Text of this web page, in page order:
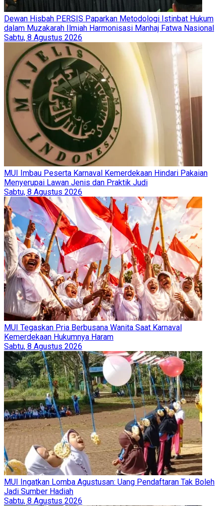
Dewan Hisbah PERSIS Paparkan Metodologi Istinbat Hukum
dalam Muzakarah Ilmiah Harmonisasi Manhaj Fatwa Nasional
Sabtu, 8 Agustus 2026
MUI Imbau Peserta Karnaval Kemerdekaan Hindari Pakaian
Menyerupai Lawan Jenis dan Praktik Judi
Sabtu, 8 Agustus 2026
MUI Tegaskan Pria Berbusana Wanita Saat Karnaval
Kemerdekaan Hukumnya Haram
Sabtu, 8 Agustus 2026
MUI Ingatkan Lomba Agustusan: Uang Pendaftaran Tak Boleh
Jadi Sumber Hadiah
Sabtu, 8 Agustus 2026